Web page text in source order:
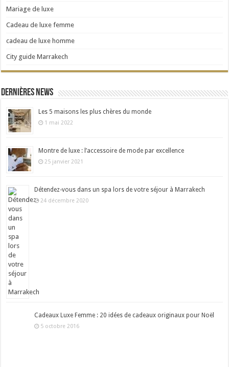
Mariage de luxe
Cadeau de luxe femme
cadeau de luxe homme
City guide Marrakech
Dernières news
Les 5 maisons les plus chères du monde
1 mai 2022
Montre de luxe : l’accessoire de mode par excellence
25 janvier 2021
Détendez-vous dans un spa lors de votre séjour à Marrakech
24 décembre 2020
Cadeaux Luxe Femme : 20 idées de cadeaux originaux pour Noël
5 octobre 2016